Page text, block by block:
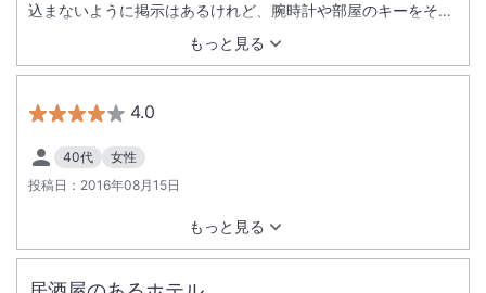
もっと見る
込まないように掲示はあるけれど、腕時計や部屋のキーをそれ
からいちいちフロントにもっていくことはないと思います。ま
た浴場の前に自動販売機がありますが、小銭はどうするのと聞
きたいです。使用したタオルを入れる回収箱があるけれど、新
しいタオルがおいてない。夜その箱にタオルを入れても翌朝に
風呂に入ろうとするといちいちフロントにタオルをもらいにい
かないといけない。また浴場を出るときにどういうわけかスリ
ッパが足りなくてフロントに裸足でスリッパをもらいに行った
が、スリッパを出してもらうだけでえらく時間がかかった。
4.0
40代
女性
投稿日： 2016年08月15日
もっと見る